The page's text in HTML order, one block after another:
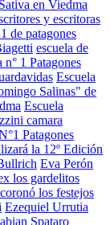
en Viedma
y escritoras
de patagones
escuela de
1 Patagones
Escuela
Salinas" de
Escuela
camara
Patagones
la 12º Edición
Eva Perón
los gardelitos
los festejos
Ezequiel Urrutia
Spataro